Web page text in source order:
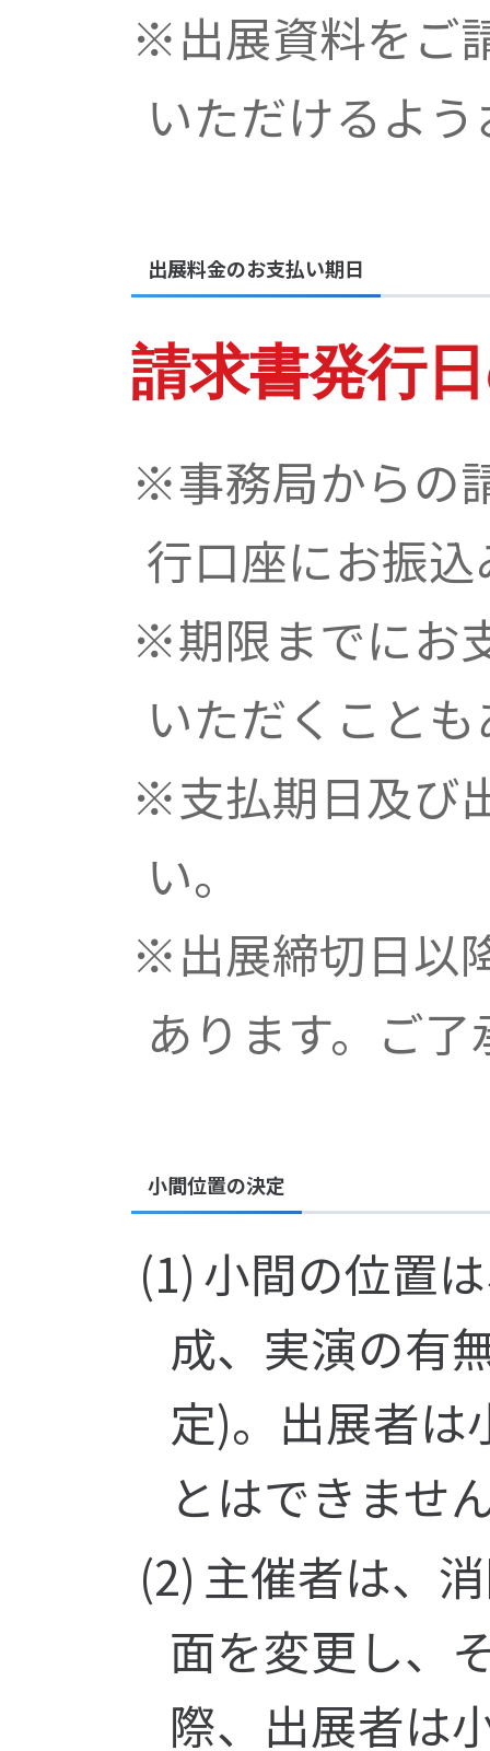
※出展資料をご
いただけるよ
出展料金のお支払い期日
請求書発行
※事務局からの
行口座にお振
※期限までにお
いただくこと
※支払期日及び
い。
※出展締切日以
あります。ご
小間位置の決定
小間の位置
成、実演の有
定)。出展者は
とはできませ
主催者は、
面を変更し、
際、出展者は